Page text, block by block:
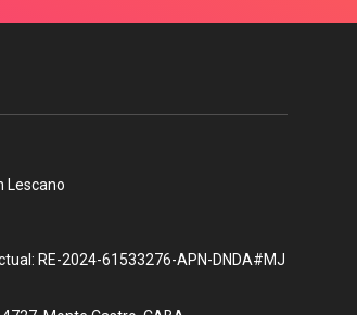
Lescano
RE-2024-61533276-APN-DNDA#MJ